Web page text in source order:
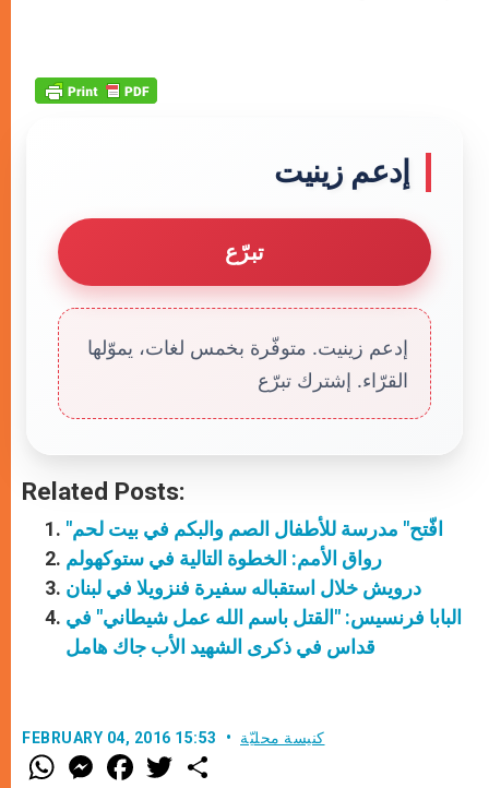
إدعم زينيت
تبرّع
إدعم زينيت. متوفّرة بخمس لغات، يموّلها
القرّاء. إشترك تبرّع
Related Posts:
"افّتح" مدرسة للأطفال الصم والبكم في بيت لحم
رواق الأمم: الخطوة التالية في ستوكهولم
درويش خلال استقباله سفيرة فنزويلا في لبنان
البابا فرنسيس: "القتل باسم الله عمل شيطاني" في
قداس في ذكرى الشهيد الأب جاك هامل
FEBRUARY 04, 2016 15:53 كنيسة محليّة
W
h
M
e
F
a w